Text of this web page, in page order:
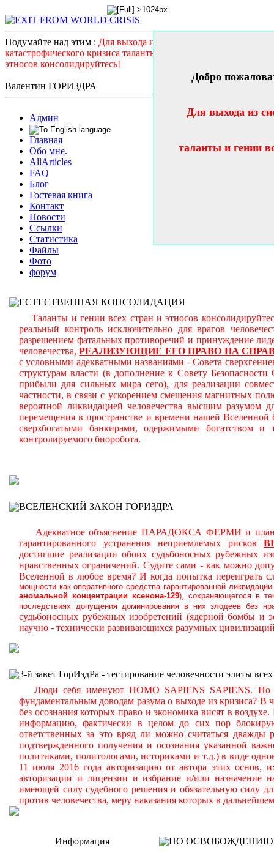
Подумайте над этим : Для выхода из системного
катастрофического кризиса таланты и гении всех стран и
этносов консолидируйтесь!
Валентин ГОРИЗДРА
Админ
Главная
Обо мне.
AllArticles
FAQ
Блог
Гостевая книга
Контакт
Новости
Ссылки
Статистика
Файлы
Фото
форум
ЕСТЕСТВЕННАЯ КОНСОЛИДАЦИЯ
Таланты и гении всех стран и этносов
реальный контроль исключительно для врагов
разрешением фатальных противоречий и принуждение
человечества,РЕАЛИЗУЮЩИЕ ЕГО ПРАВО НА
с условными адекватными названиями - Совета
структурам власти (в дополнение к Совету
прибыли для сильных мира сего), для реализации
частности, в связи с ускорением смещения магнитных
вероятной ликвидацией человечества высшим разумом
перемещения в пространстве и времени нашей
сверхбогатыми банкирами, одержимыми богатством
контролируемого биоробота.
ВСЕЛЕНСКИЙ ЗАКОН ГОРИЗДРА
Адекватное объяснение ПАРАДОКСА ФЕРМИ и
гарантированного устранения неприемлемых рисков
достигшие реализации обоих судьбоносных рубежных
нравственных ограничений. Судите сами - как можно
Вселенной в любое время? И когда попытка переиграть
мощности как оперативного средства гарантированной
аномальной концентрации ксенона-129), сохраняющегося в
последствиях допущения доминирования в них злодеев без
судьбоносных рубежных изобретений (ядерной бомбы и
научно - технически развивающихся разумных
3-й завет ГорИздРа - тестирование человечности элиты
Люди себя именуют HOMO SAPIENS SAPIENS. Но
фундаментальным доводам разума о выходе из кризиса? В
без осознания которых право и экономика висят в
информацию, фактически в целом до сих пор
ответственных за это вряд ли можно считаться
подтвержденного получения и осознания указанной
политиками, политологами, историками и т.д.) в виде
11 июля 2016 года авторизацию от автора этих основ,
авторизации и лицензии и избрание и/или назначение
имеющей силу судебного решения и обязательную силу
против человечества, меру наказания которых в
Информация ПО ОСВОБОЖДЕНИЮ
Добро
Для выхода из
таланты и гении